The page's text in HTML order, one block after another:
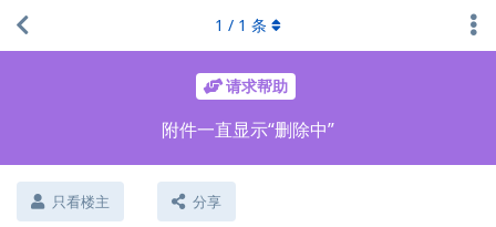
请求帮助
附件一直显示“删除中”
只看楼主 分享
1 / 1 条